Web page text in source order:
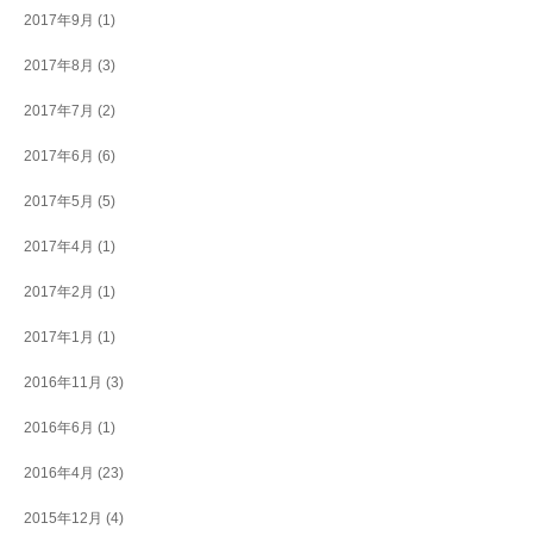
2017年9月 (1)
2017年8月 (3)
2017年7月 (2)
2017年6月 (6)
2017年5月 (5)
2017年4月 (1)
2017年2月 (1)
2017年1月 (1)
2016年11月 (3)
2016年6月 (1)
2016年4月 (23)
2015年12月 (4)